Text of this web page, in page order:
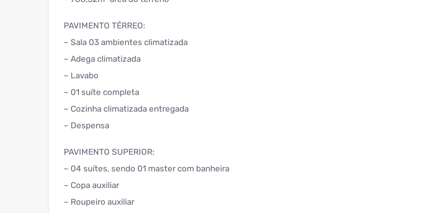
PAVIMENTO TÉRREO:
– Sala 03 ambientes climatizada
– Adega climatizada
– Lavabo
– 01 suíte completa
– Cozinha climatizada entregada
– Despensa
PAVIMENTO SUPERIOR:
– 04 suítes, sendo 01 master com banheira
– Copa auxiliar
– Roupeiro auxiliar